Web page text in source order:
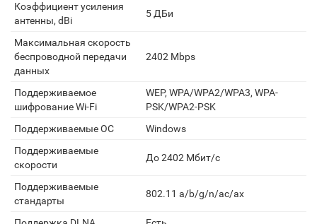
Коэффициент усиления
антенны, dBi
5 ДБи
Максимальная скорость
беспроводной передачи
данных
2402 Mbps
Поддерживаемое
шифрование Wi-Fi
WEP, WPA/WPA2/WPA3, WPA-
PSK/WPA2-PSK
Поддерживаемые ОС
Windows
Поддерживаемые
скорости
До 2402 Мбит/с
Поддерживаемые
стандарты
802.11 a/b/g/n/ac/ax